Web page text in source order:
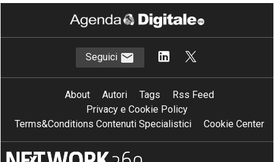
Seguici
About Autori Tags
Rss Feed
Privacy e Cookie Policy
Terms&Conditions Contenuti Specialistici
Cookie Center